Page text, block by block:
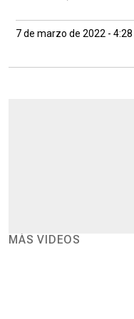
7 de marzo de 2022 -
MÁS VIDEOS